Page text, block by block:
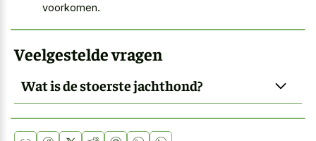
voorkomen.
Veelgestelde vragen
Wat is de stoerste jachthond?